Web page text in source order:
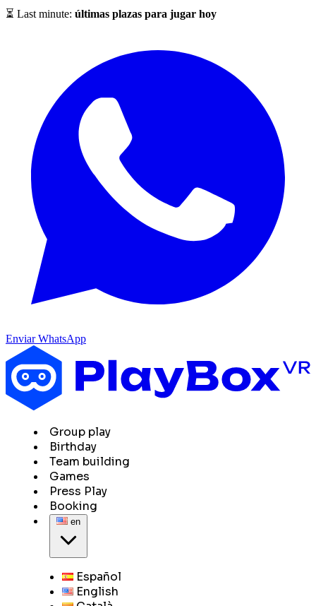
⏳ Last minute: últimas plazas para jugar hoy
Enviar WhatsApp
Group play
Birthday
Team building
Games
Press Play
Booking
en
Español
English